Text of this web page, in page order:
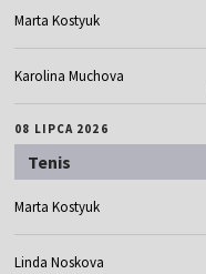
Marta Kostyuk
Karolina Muchova
08 LIPCA 2026
Tenis
Marta Kostyuk
Linda Noskova